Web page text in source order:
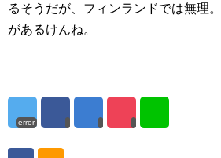
るそうだが、フィンランドでは無理
があるけんね。
error